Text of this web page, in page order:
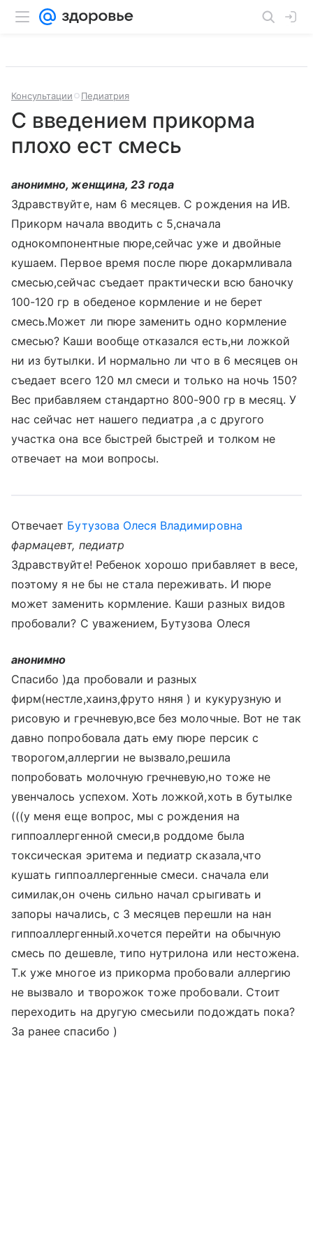
Консультации Педиатрия
С введением прикорма
плохо ест смесь
анонимно, женщина, 23 года
Здравствуйте, нам 6 месяцев. С рождения на ИВ.
Прикорм начала вводить с 5,сначала
однокомпонентные пюре,сейчас уже и двойные
кушаем. Первое время после пюре докармливала
смесью,сейчас съедает практически всю баночку
100-120 гр в обеденое кормление и не берет
смесь.Может ли пюре заменить одно кормление
смесью? Каши вообще отказался есть,ни ложкой
ни из бутылки. И нормально ли что в 6 месяцев он
съедает всего 120 мл смеси и только на ночь 150?
Вес прибавляем стандартно 800-900 гр в месяц. У
нас сейчас нет нашего педиатра ,а с другого
участка она все быстрей быстрей и толком не
отвечает на мои вопросы.
Отвечает Бутузова Олеся Владимировна
фармацевт, педиатр
Здравствуйте! Ребенок хорошо прибавляет в весе,
поэтому я не бы не стала переживать. И пюре
может заменить кормление. Каши разных видов
пробовали? С уважением, Бутузова Олеся
анонимно
Спасибо )да пробовали и разных
фирм(нестле,хаинз,фруто няня ) и кукурузную и
рисовую и гречневую,все без молочные. Вот не так
давно попробовала дать ему пюре персик с
творогом,аллергии не вызвало,решила
попробовать молочную гречневую,но тоже не
увенчалось успехом. Хоть ложкой,хоть в бутылке
(((у меня еще вопрос, мы с рождения на
гиппоаллергенной смеси,в роддоме была
токсическая эритема и педиатр сказала,что
кушать гиппоаллергенные смеси. сначала ели
симилак,он очень сильно начал срыгивать и
запоры начались, с 3 месяцев перешли на нан
гиппоаллергенный.хочется перейти на обычную
смесь по дешевле, типо нутрилона или нестожена.
Т.к уже многое из прикорма пробовали аллергию
не вызвало и творожок тоже пробовали. Стоит
переходить на другую смесьили подождать пока?
За ранее спасибо )